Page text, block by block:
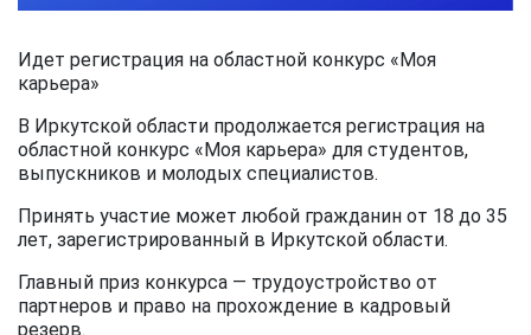
Идет регистрация на областной конкурс «Моя
карьера»
В Иркутской области продолжается регистрация на
областной конкурс «Моя карьера» для студентов,
выпускников и молодых специалистов.
Принять участие может любой гражданин от 18 до 35
лет, зарегистрированный в Иркутской области.
Главный приз конкурса — трудоустройство от
партнеров и право на прохождение в кадровый
резерв.